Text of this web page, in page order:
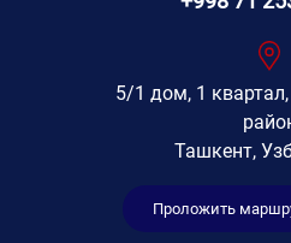
5/1 дом, 1
Ташкент,
Проложить